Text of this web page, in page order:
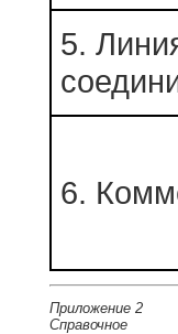
5.
6.
Приложение 2
Справочное